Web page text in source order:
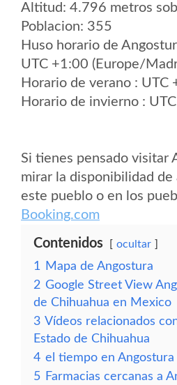
Altitud: 4.796 metros
Poblacion: 355
Huso horario de
UTC +1:00 (Europe/
Horario de verano : UTC
Horario de invierno :
Si tienes pensado visitar
mirar la disponibilidad
este pueblo o en los
Booking.com
Contenidos ocultar
1
Mapa de Angostura
2 Google Street View
de Chihuahua en Mexico
3 Vídeos relacionados
Estado de Chihuahua
4 el tiempo en Angostura
5 Farmacias cercanas a